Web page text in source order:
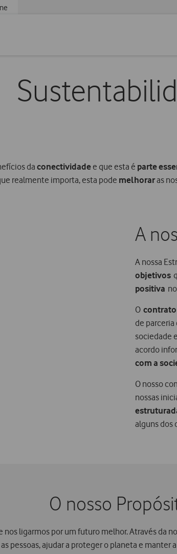
da conectividadee que esta é parte
realmente importa, esta pode melhoraras
A
A nossa
objetivos
positiva no
O
de parceria
sociedade
acordo
com a
O nosso
nossas
alguns dos
O nosso
nos ligarmos por um futuro melhor. Através da
pessoas, ajudar a proteger o planeta e manter